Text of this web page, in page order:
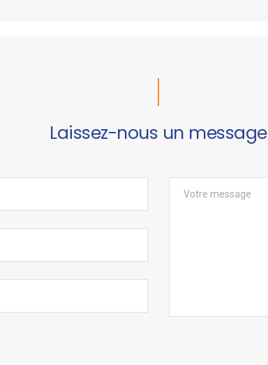
Laissez-nous un message